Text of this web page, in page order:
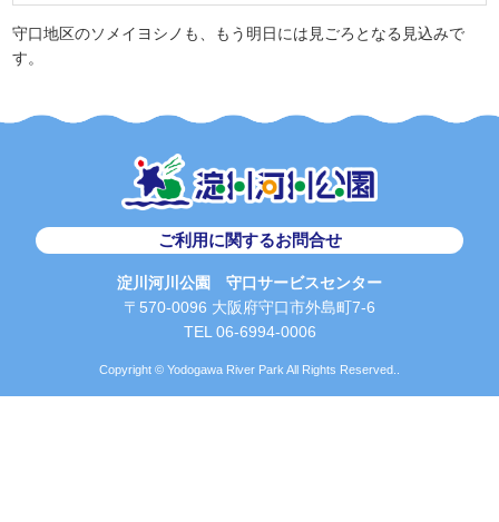
守口地区のソメイヨシノも、もう明日には見ごろとなる見込みで
す。
ご利用に関するお問合せ
淀川河川公園 守口サービスセンター
〒570-0096 大阪府守口市外島町7-6
TEL 06-6994-0006
Copyright © Yodogawa River Park All Rights Reserved..